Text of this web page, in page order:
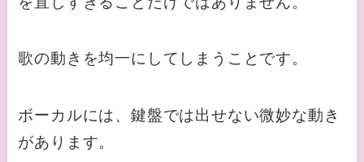
歌の動きを均一にしてしまうことです。
ボーカルには、鍵盤では出せない微妙な動き
があります。